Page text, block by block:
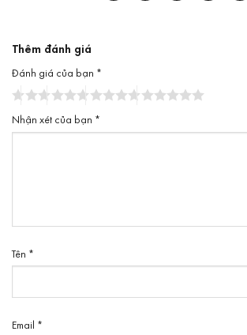
Thêm đánh giá
Đánh giá của bạn *
Nhận xét của bạn *
Tên *
Email *